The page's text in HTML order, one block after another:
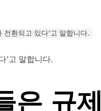
전환되고 있다’고 말합니다.
은 규제